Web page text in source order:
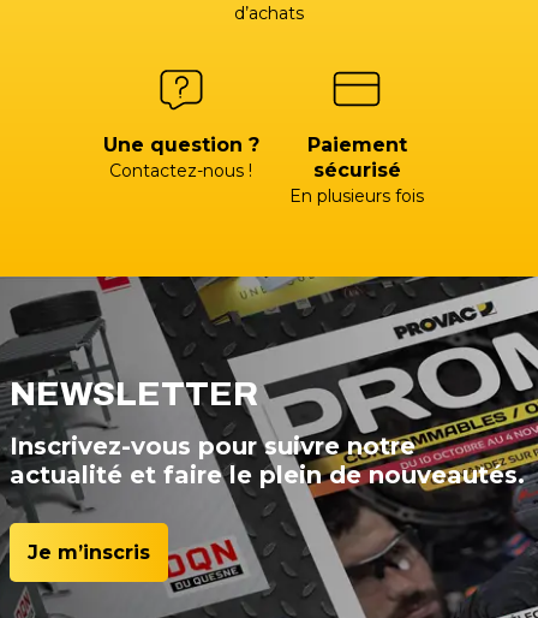
d’achats
Une question ?
Contactez-nous !
Paiement
sécurisé
En plusieurs fois
NEWSLETTER
Inscrivez-vous pour suivre notre
actualité et faire le plein de nouveautés.
Je m’inscris